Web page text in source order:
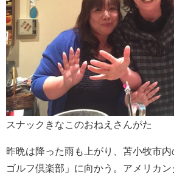
スナックきなこのおねえさんがた
昨晩は降った雨も上がり、苫小牧市
ゴルフ倶楽部」に向かう。アメリカ